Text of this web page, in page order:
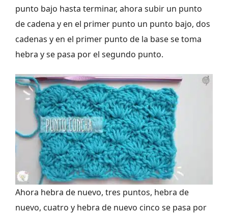
punto bajo hasta terminar, ahora subir un punto
de cadena y en el primer punto un punto bajo, dos
cadenas y en el primer punto de la base se toma
hebra y se pasa por el segundo punto.
Ahora hebra de nuevo, tres puntos, hebra de
nuevo, cuatro y hebra de nuevo cinco se pasa por